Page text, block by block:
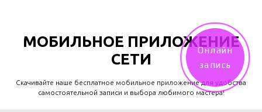
МОБИЛЬНОЕ ПРИЛОЖЕНИЕ
СЕТИ
Скачивайте наше бесплатное мобильное приложение для удобства
самостоятельной записи и выбора любимого мастера!
Онлайн
запись